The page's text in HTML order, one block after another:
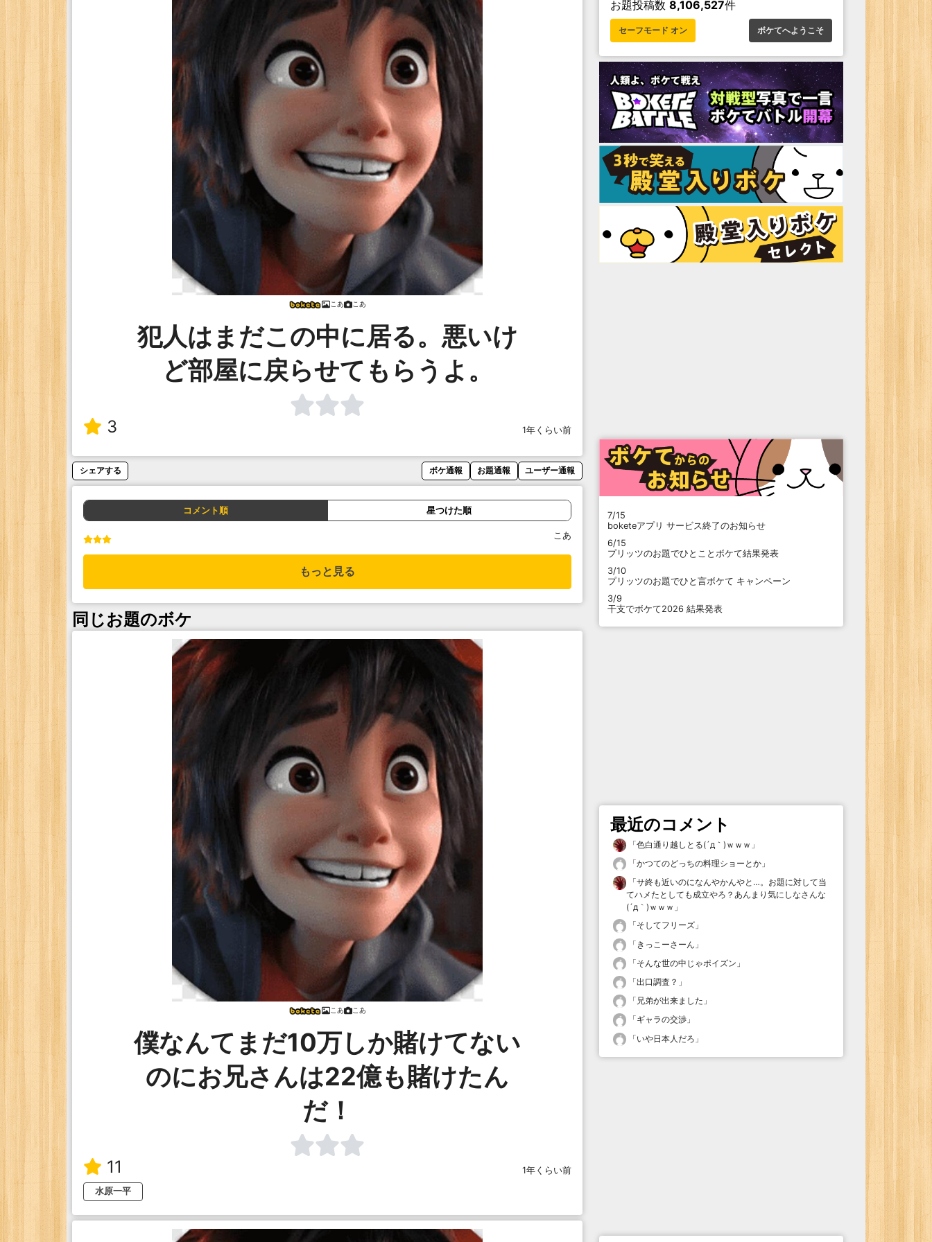
こあ こあ
犯人はまだこの中に居る。悪いけ
ど部屋に戻らせてもらうよ。
3 1年くらい前
シェアする ボケ通報 お題通報 ユーザー通報
コメント順 星つけた順
こあ
もっと見る
同じお題のボケ
こあ こあ
僕なんてまだ10万しか賭けてない
のにお兄さんは22億も賭けたん
だ！
11
1年くらい前
水原一平
お題投稿数 8,106,527件
セーフモード オン ボケてへようこそ
7/15
boketeアプリ サービス終了のお知らせ
6/15
プリッツのお題でひとことボケて結果発表
3/10
プリッツのお題でひと言ボケて キャンペーン
3/9
干支でボケて2026 結果発表
最近のコメント
「色白通り越しとる(´д｀)ｗｗｗ 」
「かつてのどっちの料理ショーとか 」
「サ終も近いのになんやかんやと…。お題に対して当
てハメたとしても成立やろ？あんまり気にしなさんな
(´д｀)ｗｗｗ 」
「そしてフリーズ 」
「 きっこーさーん 」
「そんな世の中じゃポイズン 」
「出口調査？ 」
「 兄弟が出来ました 」
「ギャラの交渉 」
「いや日本人だろ 」